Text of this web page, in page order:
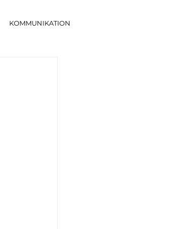
KOMMUNIKATION